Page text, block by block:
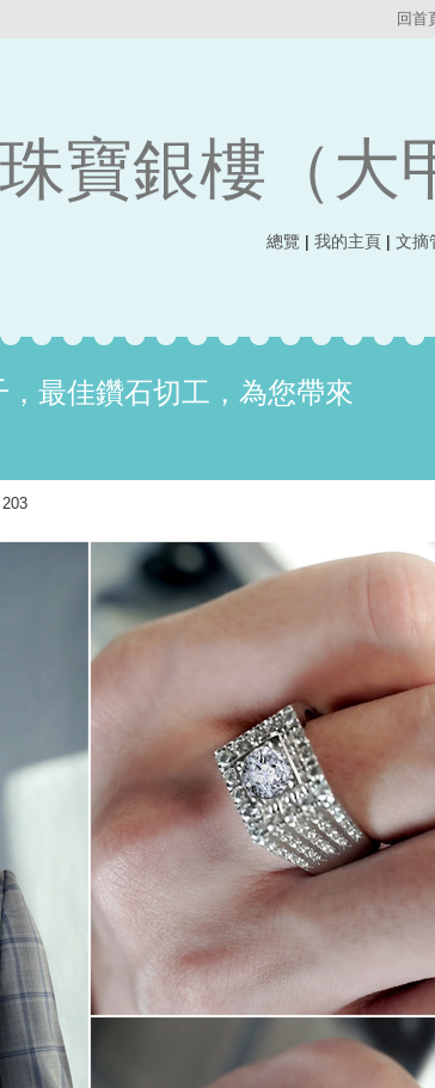
回首
寶銀樓（大
總覽 | 我的主頁 | 文摘
最佳鑽石切工，為您帶來
203